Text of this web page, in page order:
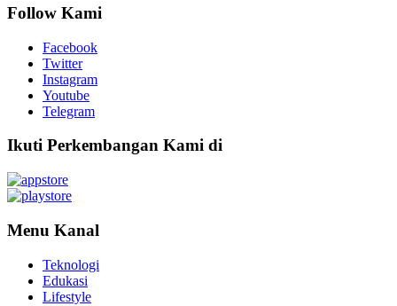
Follow Kami
Facebook
Twitter
Instagram
Youtube
Telegram
Ikuti Perkembangan Kami di
Menu Kanal
Teknologi
Edukasi
Lifestyle